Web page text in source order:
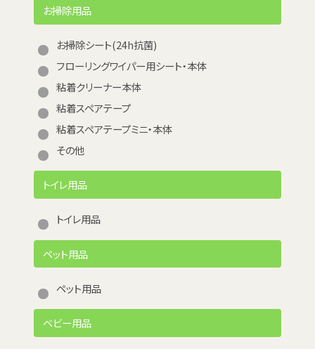
お掃除用品
お掃除シート(24h抗菌)
フローリングワイパー用シート・本体
粘着クリーナー本体
粘着スペアテープ
粘着スペアテープミニ・本体
その他
トイレ用品
トイレ用品
ペット用品
ペット用品
ベビー用品